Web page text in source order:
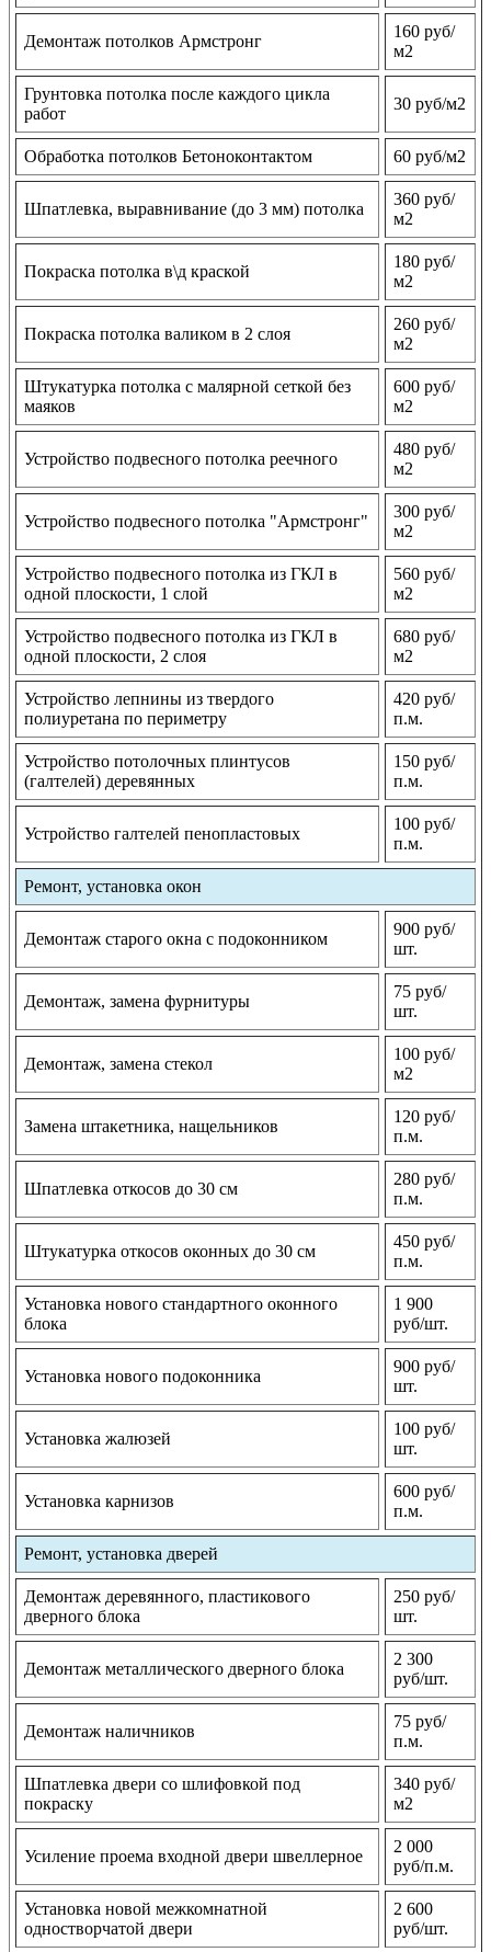
Демонтаж потолков Армстронг
160 руб/
м2
Грунтовка потолка после каждого цикла
работ
30 руб/м2
Обработка потолков Бетоноконтактом 60 руб/м2
Шпатлевка, выравнивание (до 3 мм) потолка
360 руб/
м2
Покраска потолка в\д краской
180 руб/
м2
Покраска потолка валиком в 2 слоя
260 руб/
м2
Штукатурка потолка с малярной сеткой без
маяков
600 руб/
м2
Устройство подвесного потолка реечного
480 руб/
м2
Устройство подвесного потолка "Армстронг"
300 руб/
м2
Устройство подвесного потолка из ГКЛ в
одной плоскости, 1 слой
560 руб/
м2
Устройство подвесного потолка из ГКЛ в
одной плоскости, 2 слоя
680 руб/
м2
Устройство лепнины из твердого
полиуретана по периметру
420 руб/
п.м.
Устройство потолочных плинтусов
(галтелей) деревянных
150 руб/
п.м.
Устройство галтелей пенопластовых
100 руб/
п.м.
Ремонт, установка окон
Демонтаж старого окна с подоконником
900 руб/
шт.
Демонтаж, замена фурнитуры
75 руб/
шт.
Демонтаж, замена стекол
100 руб/
м2
Замена штакетника, нащельников
120 руб/
п.м.
Шпатлевка откосов до 30 см
280 руб/
п.м.
Штукатурка откосов оконных до 30 см
450 руб/
п.м.
Установка нового стандартного оконного
блока
1 900
руб/шт.
Установка нового подоконника
900 руб/
шт.
Установка жалюзей
100 руб/
шт.
Установка карнизов
600 руб/
п.м.
Ремонт, установка дверей
Демонтаж деревянного, пластикового
дверного блока
250 руб/
шт.
Демонтаж металлического дверного блока
2 300
руб/шт.
Демонтаж наличников
75 руб/
п.м.
Шпатлевка двери со шлифовкой под
покраску
340 руб/
м2
Усиление проема входной двери швеллерное
2 000
руб/п.м.
Установка новой межкомнатной
одностворчатой двери
2 600
руб/шт.